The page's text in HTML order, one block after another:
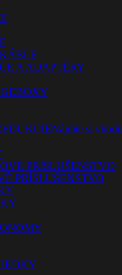
A ADAPTÉRY
Nájdite si
PRÍSLUŠENSTVO
PRÍSLUŠENSTVO